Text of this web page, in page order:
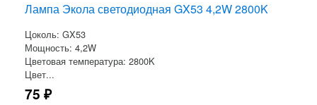
Лампа Экола светодиодная GX53 4,2W 2800K
Цоколь: GX53
Мощность: 4,2W
Цветовая температура: 2800K
Цвет...
75 ₽